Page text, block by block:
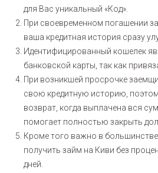
для Вас уникальный «Код».
При своевременном погашении
ваша кредитная история сразу
Идентифицированный кошелек
банковской карты, так как
При возникшей просрочке
свою кредитную историю,
возврат, когда выплачена вся
помогает полностью закрыть
Кроме того важно в
получить займ на Киви без
дней.